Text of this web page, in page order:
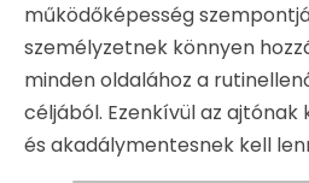
működőképesség
személyzetnek könnyen
minden oldalához a
céljából. Ezenkívül az
és akadálymentesnek kell